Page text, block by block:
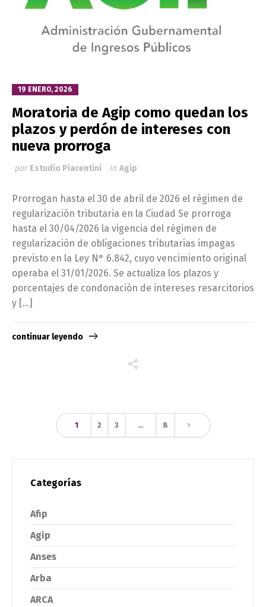
19 ENERO, 2026
Moratoria de Agip como quedan los
plazos y perdón de intereses con
nueva prorroga
por Estudio Piacentini in Agip
Prorrogan hasta el 30 de abril de 2026 el régimen de
regularización tributaria en la Ciudad Se prorroga
hasta el 30/04/2026 la vigencia del régimen de
regularización de obligaciones tributarias impagas
previsto en la Ley N° 6.842, cuyo vencimiento original
operaba el 31/01/2026. Se actualiza los plazos y
porcentajes de condonación de intereses resarcitorios
y […]
continuar leyendo
1 2 3 … 8
Categorías
Afip
Agip
Anses
Arba
ARCA